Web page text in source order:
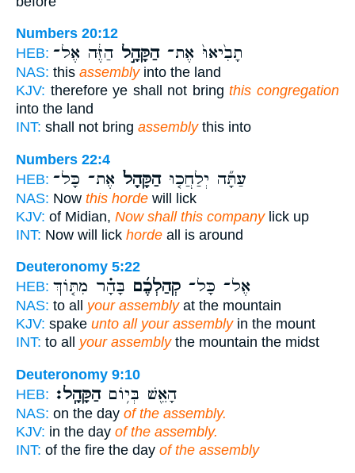
Numbers 20:12
HEB:
תָבִ֙יאוּ֙ אֶת־הַקָּהָ֣ל הַזֶּ֔ה אֶל־
NAS: this assemblyinto the land
KJV: therefore ye shall not bringthis congregation
into the land
INT: shall not bring assemblythis into
Numbers 22:4
HEB:
עַתָּ֞ה יְלַחֲכ֤וּהַקָּהָל֙ אֶת־ כָּל־
NAS: Now this horde will lick
KJV: of Midian, Now shall this companylick up
INT: Now will lick horde all is around
Deuteronomy 5:22
HEB:
אֶל־ כָּל־ קְהַלְכֶ֜ם בָּהָ֗ר מִתּ֤וֹךְ
NAS: to all your assemblyat the mountain
KJV: spake unto all your assemblyin the mount
INT: to all your assemblythe mountain the midst
Deuteronomy 9:10
HEB:
הָאֵ֖שׁ בְּי֥וֹםהַקָּהָֽל׃
NAS: on the day of the assembly.
KJV: in the day of the assembly.
INT: of the fire the day of the assembly